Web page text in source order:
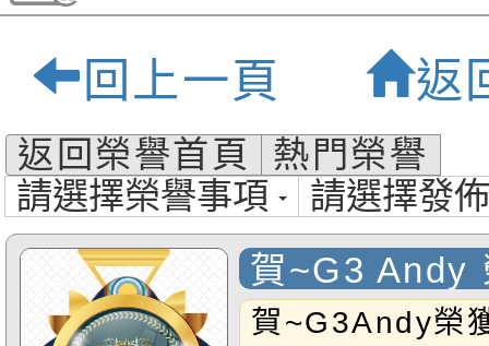
貝爾雙語小學-
質雙語小學
回上一頁 返
返回榮譽首頁
熱門榮譽
請選擇榮譽事項
請選擇發
賀~G3 Andy
Cool English
賀~G3Andy榮